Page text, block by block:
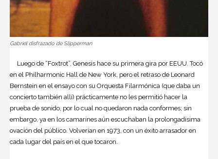
Gabriel disfrazado de Slipperman
Luego de “Foxtrot”, Genesis hace su primera gira por EEUU. Tocó
en el Philharmonic Hall de New York, pero el retraso de Leonard
Bernstein en el ensayo con su Orquesta Filarmónica (que daba un
concierto también allí) prácticamente no les permitió hacer la
prueba de sonido, por lo cual no quedaron nada conformes; sin
embargo, ya en los camarines aún escuchaban la prolongadísima
ovación del público. Volverían en 1973, con un éxito arrasador en
cada lugar del país en el que tocaron.